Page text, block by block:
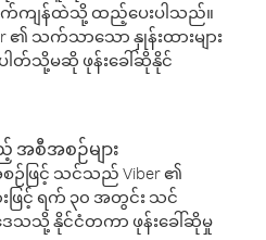
ကျန်ထဲသို့ ထည့်ပေးပါသည်။
သက်သာသော နှုန်းထားများ
ါတ်သို့မဆို ဖုန်းခေါ်ဆိုနိုင်
အစီအစဉ်များ
ဉ်ဖြင့် သင်သည် Viber ၏
ဖြင့် ရက် ၃၀ အတွင်း သင်
သသို့ နိုင်ငံတကာ ဖုန်းခေါ်ဆိုမှု